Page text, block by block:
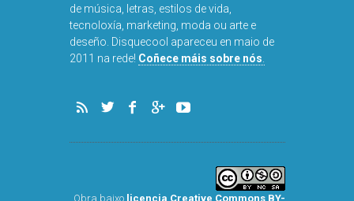
DISQUEFICHA: ÓLÖF
de música, letras, estilos de vida,
tecnoloxía, marketing, moda ou arte e
deseño. Disquecool apareceu en maio de
2011 na rede! Coñece máis sobre nós
Obra baixo licencia Creative Commons BY-